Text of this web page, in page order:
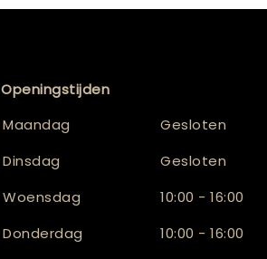
Openingstijden
Maandag
Gesloten
Dinsdag
Gesloten
Woensdag
10:00 - 16:00
Donderdag
10:00 - 16:00